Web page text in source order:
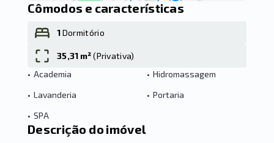
Cômodos e características
1Dormitório
35,31 m²(Privativa)
• Academia • Hidromassagem
• Lavanderia • Portaria
• SPA
Descrição do imóvel